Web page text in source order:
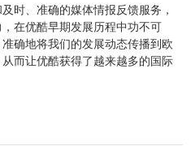
时、准确的媒体情报反馈服务，
在优酷早期发展历程中功不可
确地将我们的发展动态传播到欧
而让优酷获得了越来越多的国际